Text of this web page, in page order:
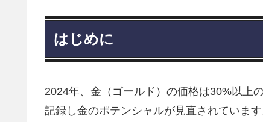
はじめに
2024年、金（ゴールド）の価格は30%以上
記録し金のポテンシャルが見直されています